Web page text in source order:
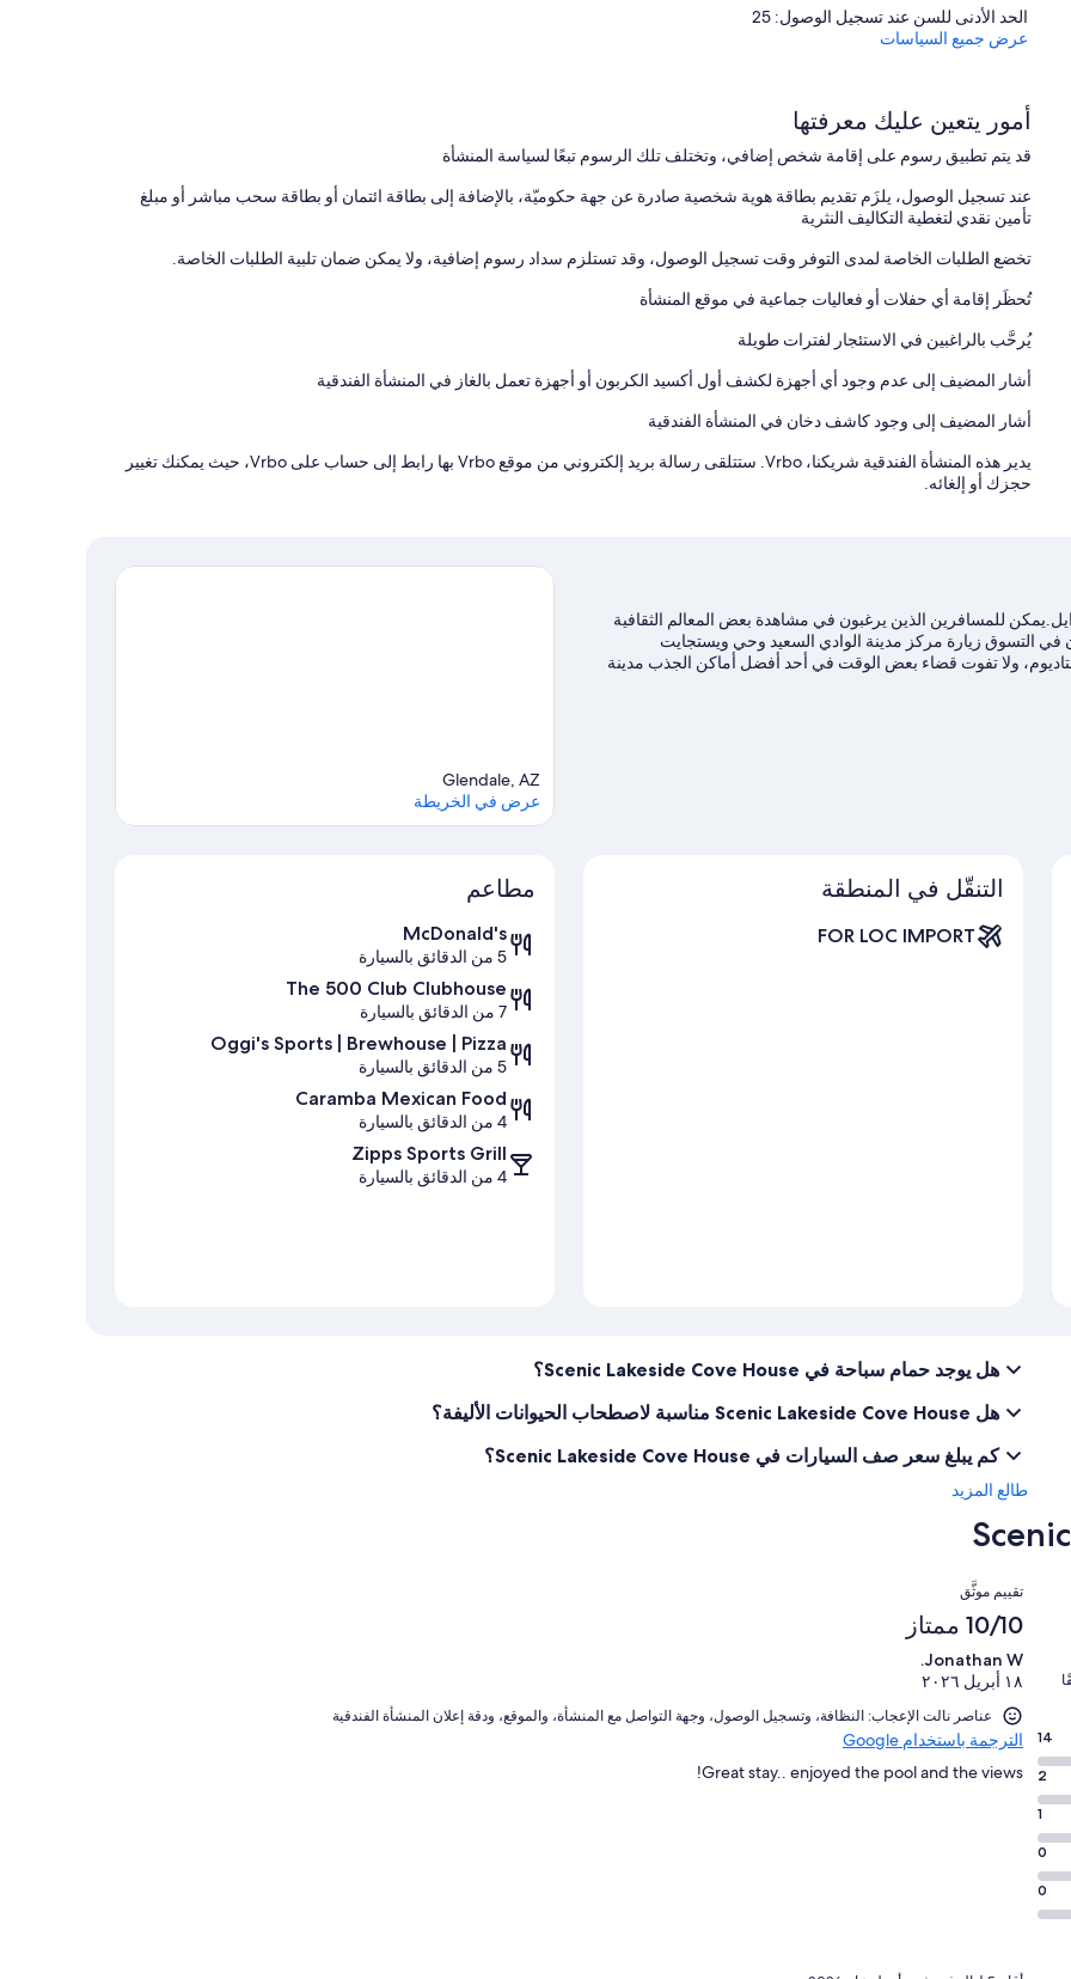
الحد الأدنى للسن عند تسجيل الوصول: 25
عرض جميع السياسات
أمور يتعين عليك معرفتها
قد يتم تطبيق رسوم على إقامة شخص إضافي، وتختلف تلك الرسوم تبعًا لسياسة المنشأة
عند تسجيل الوصول، يلزَم تقديم بطاقة هوية شخصية صادرة عن جهة حكوميّة، بالإضافة إلى بطاقة ائتمان أو بطاقة سحب مباشر أو مبلغ
تأمين نقدي لتغطية التكاليف النثرية
تخضع الطلبات الخاصة لمدى التوفر وقت تسجيل الوصول، وقد تستلزم سداد رسوم إضافية، ولا يمكن ضمان تلبية الطلبات الخاصة.
تُحظَر إقامة أي حفلات أو فعاليات جماعية في موقع المنشأة
يُرحَّب بالراغبين في الاستئجار لفترات طويلة
أشار المضيف إلى عدم وجود أي أجهزة لكشف أول أكسيد الكربون أو أجهزة تعمل بالغاز في المنشأة الفندقية
أشار المضيف إلى وجود كاشف دخان في المنشأة الفندقية
يدير هذه المنشأة الفندقية شريكنا، Vrbo. ستتلقى رسالة بريد إلكتروني من موقع Vrbo بها رابط إلى حساب على Vrbo، حيث يمكنك تغيير
حجزك أو إلغائه.
للمسافرين الذين يرغبون في مشاهدة بعض المعالم الثقافية
في التسوق زيارة مركز مدينة الوادي السعيد وحي ويستجايت
ولا تفوت قضاء بعض الوقت في أحد أفضل أماكن الجذب مدينة
Glendale, AZ
عرض في الخريطة
التنقّل في المنطقة
FOR LOC IMPORT
مطاعم
McDonald's
5 من الدقائق بالسيارة
The 500 Club Clubhouse
7 من الدقائق بالسيارة
Oggi's Sports | Brewhouse | Pizza
5 من الدقائق بالسيارة
Caramba Mexican Food
4 من الدقائق بالسيارة
Zipps Sports Grill
4 من الدقائق بالسيارة
هل يوجد حمام سباحة في Scenic Lakeside Cove House؟
هل Scenic Lakeside Cove House مناسبة لاصطحاب الحيوانات الأليفة؟
كم يبلغ سعر صف السيارات في Scenic Lakeside Cove House؟
طالع المزيد
14
2
1
0
0
التقييمات
تقييم موثَّق
10/10 ممتاز
Jonathan W.
١٨ أبريل ٢٠٢٦
عناصر نالت الإعجاب: ⁦النظافة⁩، و⁦تسجيل الوصول⁩، و⁦جهة التواصل مع المنشأة⁩، و⁦الموقع⁩، و⁦دقة إعلان المنشأة الفندقية⁩
الترجمة باستخدام Google
Great stay.. enjoyed the pool and the views!